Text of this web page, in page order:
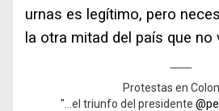
urnas es legítimo, pero
la otra mitad del país que no
Protestas en
"…el triunfo del presidente